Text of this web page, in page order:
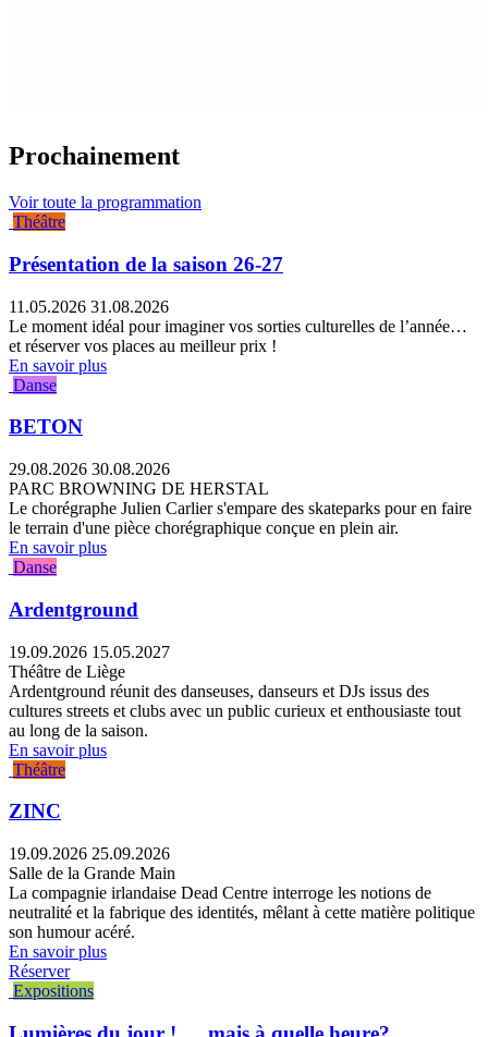
Prochainement
Voir toute la programmation
Théâtre
Présentation de la saison 26-27
11.05.2026 31.08.2026
Le moment idéal pour imaginer vos sorties culturelles de l’année…
et réserver vos places au meilleur prix !
En savoir plus
Danse
BETON
29.08.2026 30.08.2026
PARC BROWNING DE HERSTAL
Le chorégraphe Julien Carlier s'empare des skateparks pour en faire
le terrain d'une pièce chorégraphique conçue en plein air.
En savoir plus
Danse
Ardentground
19.09.2026 15.05.2027
Théâtre de Liège
Ardentground réunit des danseuses, danseurs et DJs issus des
cultures streets et clubs avec un public curieux et enthousiaste tout
au long de la saison.
En savoir plus
Théâtre
ZINC
19.09.2026 25.09.2026
Salle de la Grande Main
La compagnie irlandaise Dead Centre interroge les notions de
neutralité et la fabrique des identités, mêlant à cette matière politique
son humour acéré.
En savoir plus
Réserver
Expositions